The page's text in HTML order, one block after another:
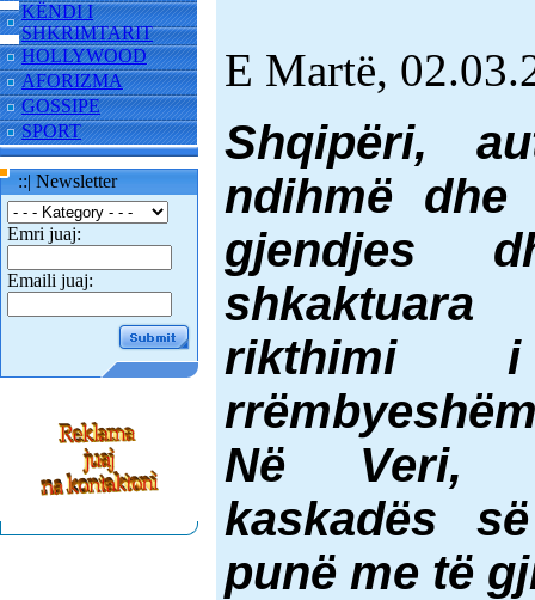
KËNDI I
SHKRIMTARIT
HOLLYWOOD
AFORIZMA
GOSSIPE
SPORT
::| Newsletter
Emri juaj:
Emaili juaj:
E Martë,
Shqipëri,
ndihmë
gjendjes
rikthimi
Në Veri,
kaskadës
punë me të